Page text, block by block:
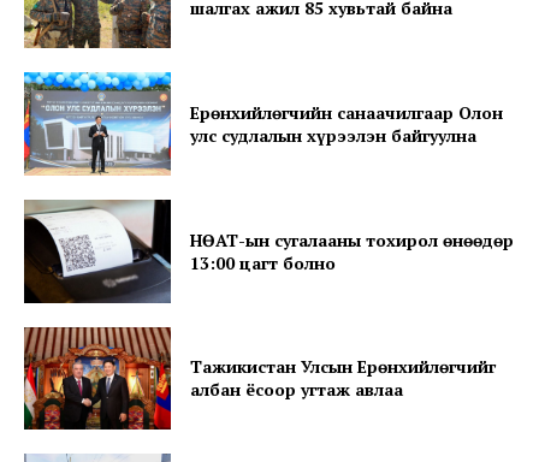
Company
About
Contact us
шалгах ажил 85 хувьтай байна
Ерөнхийлөгчийн санаачилгаар Олон
улс судлалын хүрээлэн байгуулна
НӨАТ-ын сугалааны тохирол өнөөдөр
13:00 цагт болно
Тажикистан Улсын Ерөнхийлөгчийг
албан ёсоор угтаж авлаа